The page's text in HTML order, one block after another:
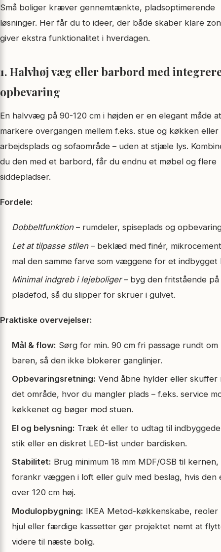
Små boliger kræver gennemtænkte, pladsoptimerende
løsninger. Her får du to ideer, der både skaber klare
giver ekstra funktionalitet i hverdagen.
1. Halvhøj væg eller barbord med
opbevaring
En halvvæg på 90-120 cm i højden er en elegant måde at
markere overgangen mellem f.eks. stue og køkken eller
arbejdsplads og sofaområde – uden at stjæle lys.
du den med et barbord, får du endnu et møbel og flere
siddepladser.
Fordele:
Dobbeltfunktion– rumdeler, spiseplads og
Let at tilpasse stilen– beklæd med finér,
mal den samme farve som væggene for et indbygget
Minimal indgreb i lejeboliger– byg den fritstående på
pladefod, så du slipper for skruer i gulvet.
Praktiske overvejelser:
Mål & flow: Sørg for min. 90 cm fri passage rundt om
baren, så den ikke blokerer ganglinjer.
Opbevaringsretning: Vend åbne hylder eller skuffer
det område, hvor du mangler plads – f.eks. service
køkkenet og bøger mod stuen.
El og belysning: Træk ét eller to udtag til
stik eller en diskret LED-list under bardisken.
Stabilitet: Brug minimum 18 mm MDF/OSB til kernen,
forankr væggen i loft eller gulv med beslag, hvis den
over 120 cm høj.
Modulopbygning: IKEA Metod-køkkenskabe, reoler
hjul eller færdige kassetter gør projektet nemt at
videre til næste bolig.